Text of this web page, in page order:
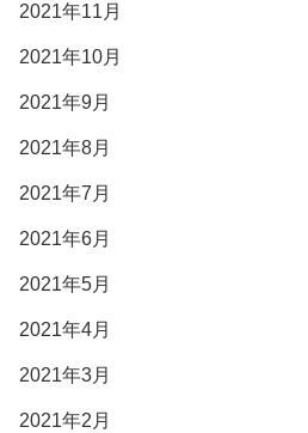
2021年11月
2021年10月
2021年9月
2021年8月
2021年7月
2021年6月
2021年5月
2021年4月
2021年3月
2021年2月